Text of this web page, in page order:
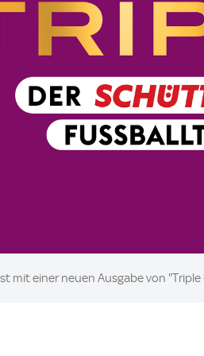
mit einer neuen Ausgabe von